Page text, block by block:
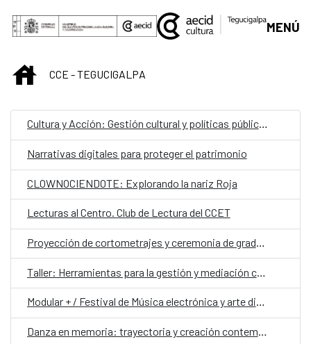
Saltar al contenido principal
MENÚ
INICIOCCE - TEGUCIGALPA
Cultura y Acción: Gestión cultural y políticas públicas para el desarrollo local
Narrativas digitales para proteger el patrimonio
CLOWNOCIENDOTE: Explorando la nariz Roja
Lecturas al Centro. Club de Lectura del CCET
Proyección de cortometrajes y ceremonia de graduación de la Escuela de Cine Una Mirada Propia (UMP)
Taller: Herramientas para la gestión y mediación cultural
Modular + / Festival de Música electrónica y arte digital
Danza en memoria: trayectoria y creación contemporáneaDanza en memoria: trayectoria y creación contemporánea